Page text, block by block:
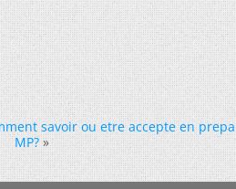
savoir ou etre accepte en prepa
MP? »